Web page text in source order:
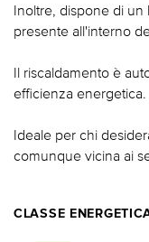
Inoltre, dispone di
presente all'interno
Il riscaldamento è
efficienza energetica.
Ideale per chi
comunque vicina ai
CLASSE